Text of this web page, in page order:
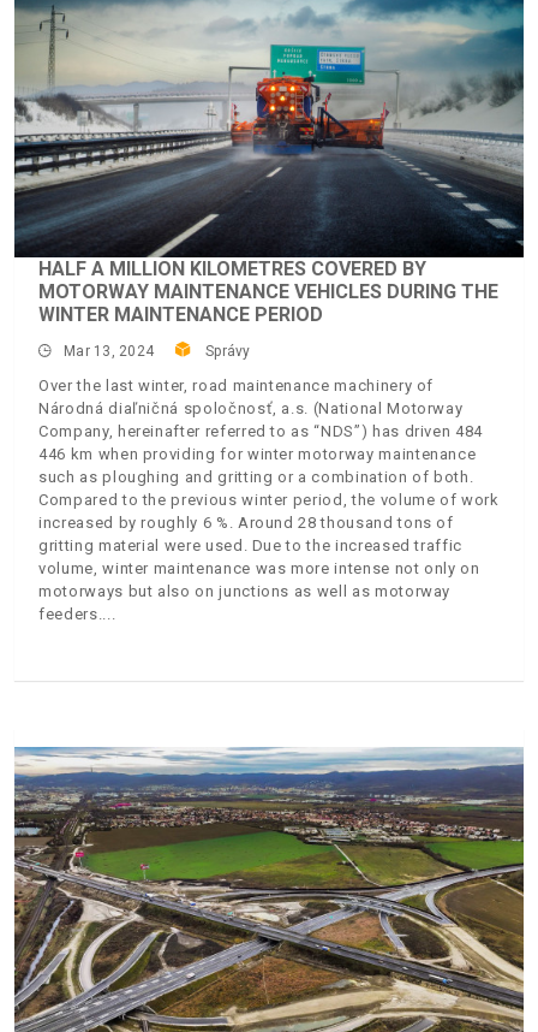
HALF A MILLION KILOMETRES COVERED BY
MOTORWAY MAINTENANCE VEHICLES DURING THE
WINTER MAINTENANCE PERIOD
Mar 13, 2024 Správy
Over the last winter, road maintenance machinery of
Národná diaľničná spoločnosť, a.s. (National Motorway
Company, hereinafter referred to as “NDS”) has driven 484
446 km when providing for winter motorway maintenance
such as ploughing and gritting or a combination of both.
Compared to the previous winter period, the volume of work
increased by roughly 6 %. Around 28 thousand tons of
gritting material were used. Due to the increased traffic
volume, winter maintenance was more intense not only on
motorways but also on junctions as well as motorway
feeders.